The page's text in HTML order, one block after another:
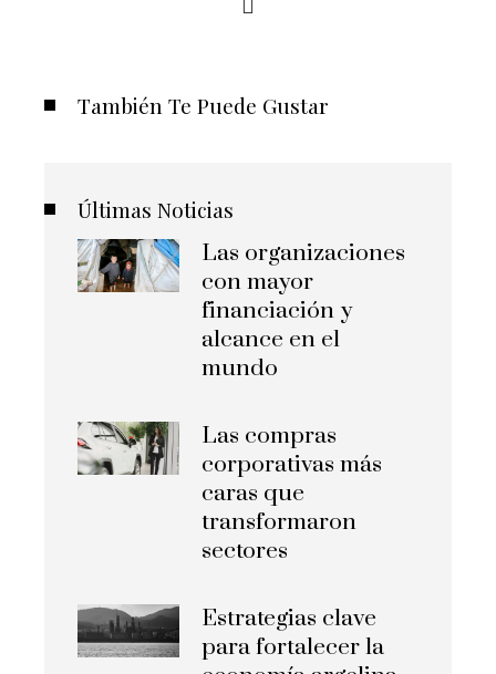
También Te Puede Gustar
Últimas Noticias
Las organizaciones
con mayor
financiación y
alcance en el
mundo
Las compras
corporativas más
caras que
transformaron
sectores
Estrategias clave
para fortalecer la